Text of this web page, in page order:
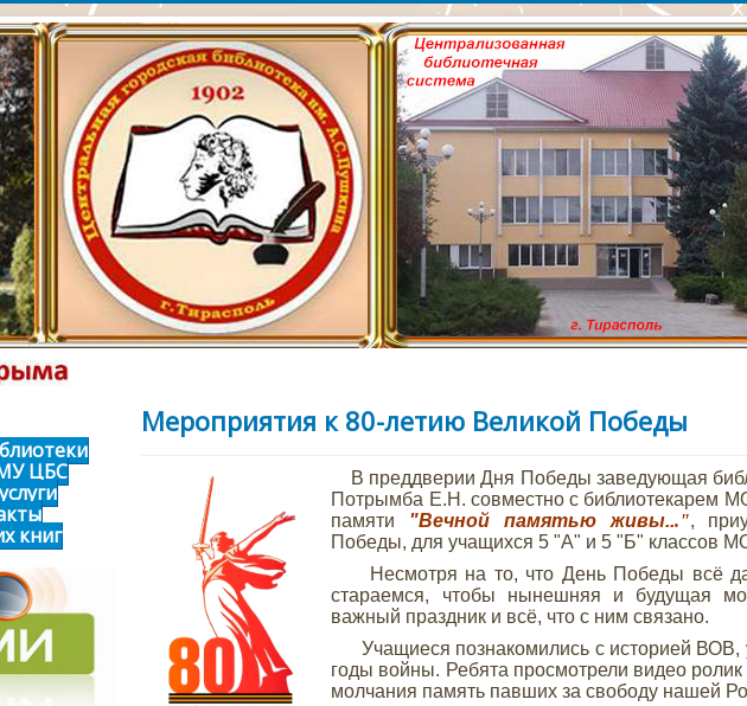
сайт Тираспольской
библиотеки им. А.С.
ЦБС
книг
Мероприятия к 80-летию Великой Победы
В преддверии Дня Победы заведующая
Потрымба Е.Н. совместно с библиотекарем
памяти "Вечной памятью живы...",
Победы, для учащихся 5 "А" и 5 "Б" классов
Несмотря на то, что День Победы всё
стараемся, чтобы нынешняя и будущая
важный праздник и всё, что с ним связано.
Учащиеся познакомились с историей ВОВ,
годы войны. Ребята просмотрели видео
молчания память павших за свободу нашей